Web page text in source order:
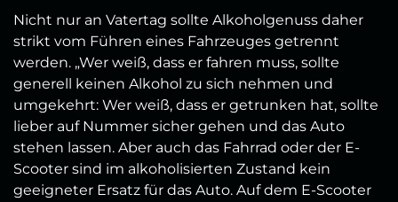
Nicht nur an Vatertag sollte Alkoholgenuss daher
strikt vom Führen eines Fahrzeuges getrennt
werden. „Wer weiß, dass er fahren muss, sollte
generell keinen Alkohol zu sich nehmen und
umgekehrt: Wer weiß, dass er getrunken hat, sollte
lieber auf Nummer sicher gehen und das Auto
stehen lassen. Aber auch das Fahrrad oder der E-
Scooter sind im alkoholisierten Zustand kein
geeigneter Ersatz für das Auto. Auf dem E-Scooter